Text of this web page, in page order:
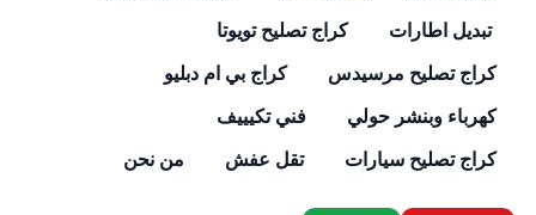
تبديل اطارات كراج تصليح تويوتا
كراج تصليح مرسيدس كراج بي ام دبليو
كهرباء وبنشر حولي فني تكيييف
كراج تصليح سيارات تقل عفش من نحن